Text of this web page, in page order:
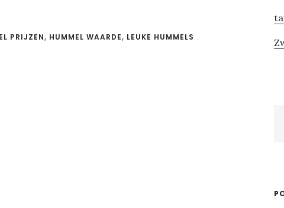
PRIJZEN, HUMMEL WAARDE, LEUKE HUMMELS